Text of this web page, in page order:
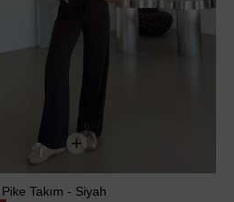
Takım - Siyah